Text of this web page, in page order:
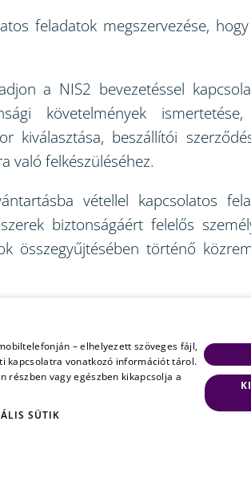
feladatok megszervezése,
a NIS2 bevezetéssel
követelmények
kiválasztása, beszállítói
való felkészüléséhez.
vétellel kapcsolatos
biztonságáért felelős
összegyűjtésében történő
vállalkozását is segítse a
– elhelyezett szöveges fájl,
kapcsolatra vonatkozó információt tárol.
részben vagy egészben kikapcsolja a
SÜTIK